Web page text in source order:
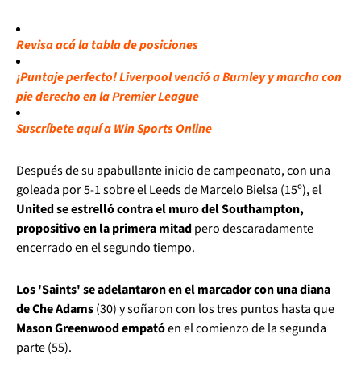
Revisa acá la tabla de posiciones
¡Puntaje perfecto! Liverpool venció a Burnley y marcha con
pie derecho en la Premier League
Suscríbete aquí a Win Sports Online
Después de su apabullante inicio de campeonato, con una
goleada por 5-1 sobre el Leeds de Marcelo Bielsa (15º), el
United se estrelló contra el muro del Southampton,
propositivo en la primera mitadpero descaradamente
encerrado en el segundo tiempo.
Los 'Saints' se adelantaron en el marcador con una diana
de Che Adams(30) y soñaron con los tres puntos hasta que
Mason Greenwood empatóen el comienzo de la segunda
parte (55).